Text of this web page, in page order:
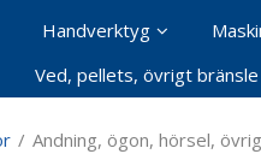
Handverktyg
Ved, pellets, övrigt bränsle
/ Andning, ögon, hörsel,